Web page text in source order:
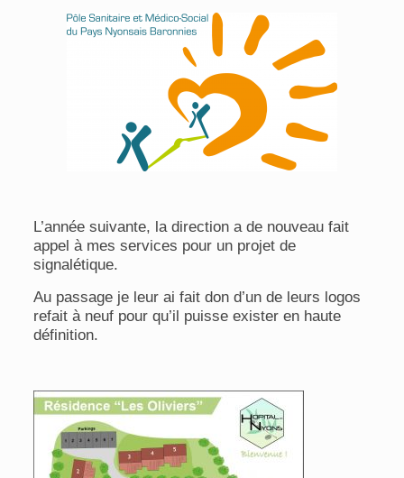
L’année suivante, la direction a de nouveau fait
appel à mes services pour un projet de
signalétique.
Au passage je leur ai fait don d’un de leurs logos
refait à neuf pour qu’il puisse exister en haute
définition.